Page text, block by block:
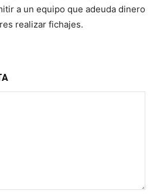
a un equipo que adeuda dinero
realizar fichajes.